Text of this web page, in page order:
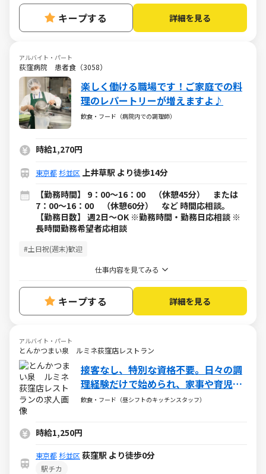
キープする 詳細を見る
アルバイト・パート
荻窪病院 患者食（3058）
楽しく働ける職場です！ご家庭での料
理のレパートリーが増えますよ♪
飲食・フード（病院内での調理師）
時給1,270円
東京都 杉並区 上井草駅 より徒歩14分
【勤務時間】 9：00～16：00 （休憩45分） または
7：00～16：00 （休憩60分） など 時間応相談。
【勤務日数】 週2日～OK ※勤務時間・勤務日応相談 ※
長時間勤務希望者応相談
#土日祝(週末)歓迎
仕事内容を見てみる
キープする 詳細を見る
アルバイト・パート
とんかつまい泉 ルミネ荻窪店レストラン
接客なし、特別な資格不要。日々の調
理経験だけで始められ、家事や育児と
両立できるキッチン業務
飲食・フード（昼シフトのキッチンスタッフ）
時給1,250円
東京都 杉並区 荻窪駅 より徒歩0分
駅チカ